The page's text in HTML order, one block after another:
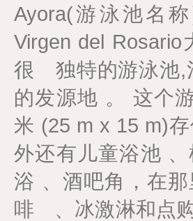
Ayora(游泳池名
Virgen del
很 独特的游泳池,
的发源地 。 这个
米 (25 m x 15 m)
外还有儿童浴池
浴 、酒吧角，在
啡 、冰激淋和点